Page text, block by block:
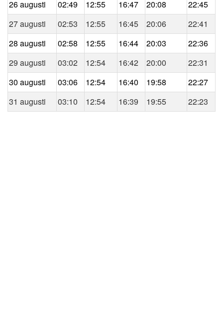
26 augusti 02:49 12:55 16:47 20:08
22:45
27 augusti
02:53 12:55 16:45 20:06
22:41
28 augusti
02:58 12:55 16:44 20:03
22:36
29 augusti
03:02 12:54 16:42 20:00
22:31
30 augusti
03:06 12:54 16:40 19:58
22:27
31 augusti
03:10 12:54 16:39 19:55 22:23